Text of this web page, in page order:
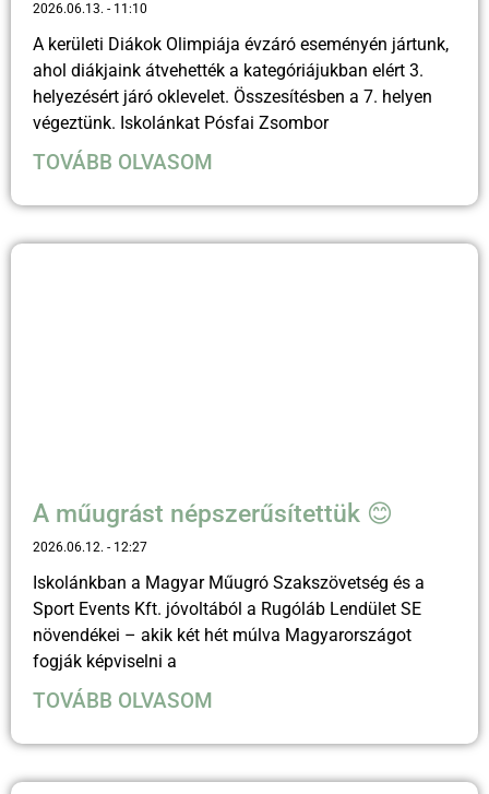
2026.06.13. 11:10
A kerületi Diákok Olimpiája évzáró eseményén jártunk,
ahol diákjaink átvehették a kategóriájukban elért 3.
helyezésért járó oklevelet. Összesítésben a 7. helyen
végeztünk. Iskolánkat Pósfai Zsombor
TOVÁBB OLVASOM
A műugrást népszerűsítettük 😊
2026.06.12. 12:27
Iskolánkban a Magyar Műugró Szakszövetség és a
Sport Events Kft. jóvoltából a Rugóláb Lendület SE
növendékei – akik két hét múlva Magyarországot
fogják képviselni a
TOVÁBB OLVASOM